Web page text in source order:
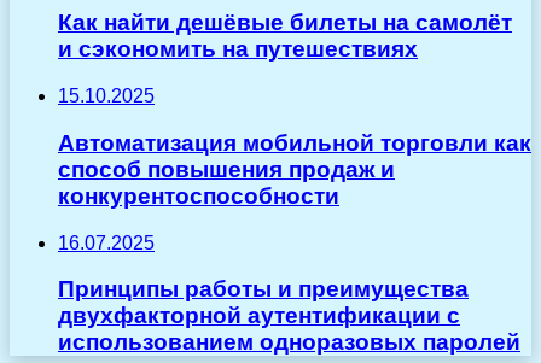
Как найти дешёвые билеты на самолёт
и сэкономить на путешествиях
15.10.2025
Автоматизация мобильной торговли как
способ повышения продаж и
конкурентоспособности
16.07.2025
Принципы работы и преимущества
двухфакторной аутентификации с
использованием одноразовых паролей